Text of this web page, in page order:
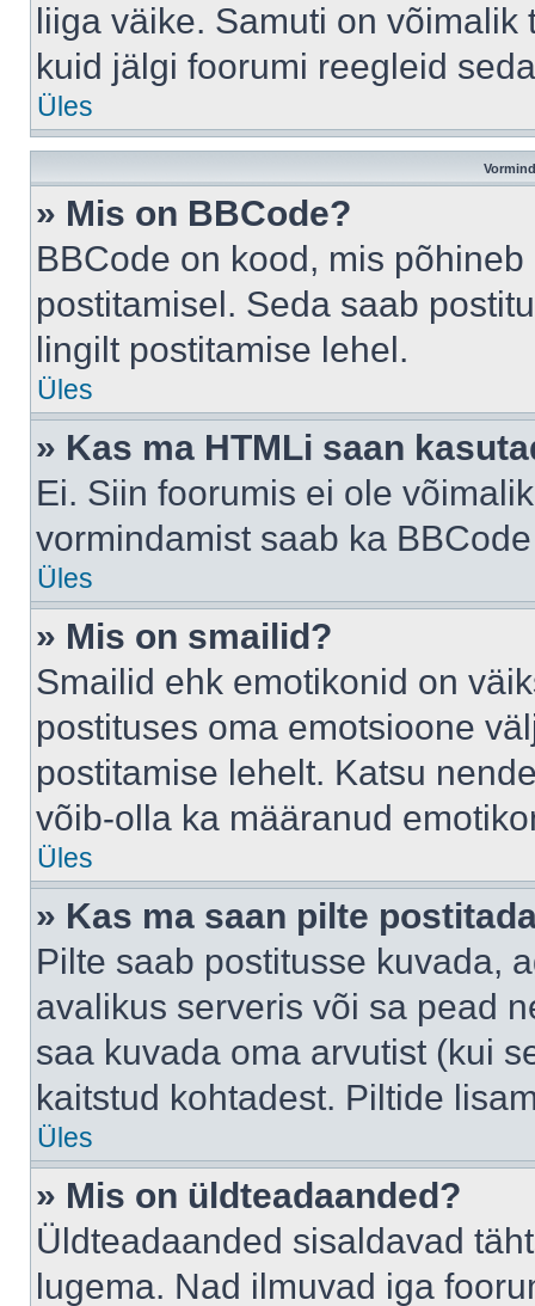
liiga väike. Samuti on
kuid jälgi foorumi reegleid
Üles
» Mis on BBCode?
BBCode on kood, mis
postitamisel. Seda saab
lingilt postitamise lehel.
Üles
» Kas ma HTMLi saan
Ei. Siin foorumis ei ole
vormindamist saab ka
Üles
» Mis on smailid?
Smailid ehk emotikonid on
postituses oma emotsioone
postitamise lehelt. Katsu
võib-olla ka määranud
Üles
» Kas ma saan pilte
Pilte saab postitusse kuvada,
avalikus serveris või sa pead
saa kuvada oma arvutist (kui
kaitstud kohtadest. Piltide
Üles
» Mis on üldteadaanded?
Üldteadaanded sisaldavad
lugema. Nad ilmuvad iga